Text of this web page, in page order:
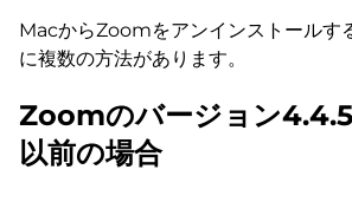
MacからZoomをアンインストールす
に複数の方法があります。
Zoomのバージョン
以前の場合